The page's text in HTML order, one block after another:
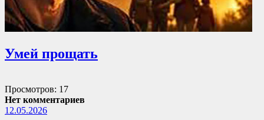
Умей прощать
Просмотров: 17
Нет комментариев
12.05.2026